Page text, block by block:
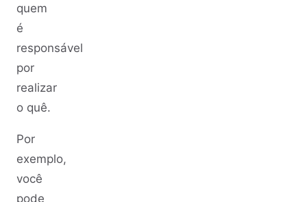
quem
é
responsável
por
realizar
o quê.
Por
exemplo,
você
pode